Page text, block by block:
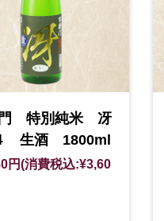
特別純米 冴
生酒 1800ml
円(消費税込:¥3,60